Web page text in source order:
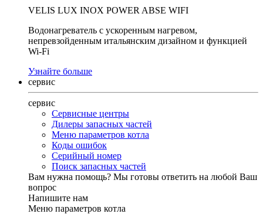
VELIS LUX INOX POWER ABSE WIFI
Водонагреватель с ускоренным нагревом,
непревзойденным итальянским дизайном и функцией
Wi-Fi
Узнайте больше
сервис
сервис
Сервисные центры
Дилеры запасных частей
Меню параметров котла
Коды ошибок
Серийный номер
Поиск запасных частей
Вам нужна помощь? Мы готовы ответить на любой Ваш
вопрос
Напишите нам
Меню параметров котла